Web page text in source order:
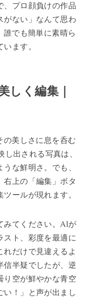
、プロ顔負けの作品
がない」なんて思わ
でも簡単に素晴ら
ます。
しく編集｜
美しさに息を呑む
出される写真は、
な鮮明さ。でも、
上の「編集」ボタ
ールが現れます。
みてください。AIが
スト、彩度を最適に
だけで見違えるよ
信半疑でしたが、逆
り空が鮮やかな青空
い！」と声が出まし